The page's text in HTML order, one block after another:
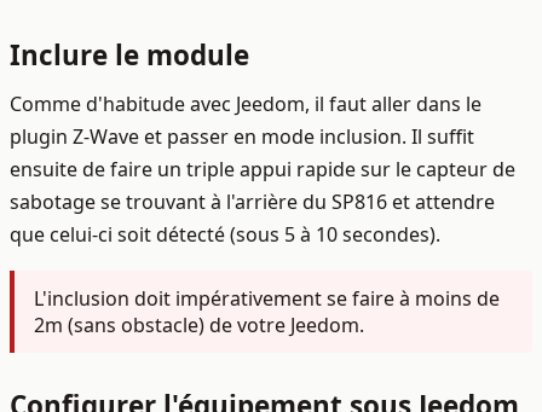
Inclure le module
Comme d'habitude avec Jeedom, il faut aller dans le
plugin Z-Wave et passer en mode inclusion. Il suffit
ensuite de faire un triple appui rapide sur le capteur de
sabotage se trouvant à l'arrière du SP816 et attendre
que celui-ci soit détecté (sous 5 à 10 secondes).
L'inclusion doit impérativement se faire à moins de
2m (sans obstacle) de votre Jeedom.